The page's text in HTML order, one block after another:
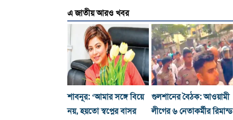
এ জাতীয় আরও খবর
শাবনূর: ‘আমার সঙ্গে বিয়ে
নয়, হয়তো স্বপ্নের বাসর
গুলশানের বৈঠক: আওয়ামী
লীগের ৬ নেতাকর্মীর রিমান্ড